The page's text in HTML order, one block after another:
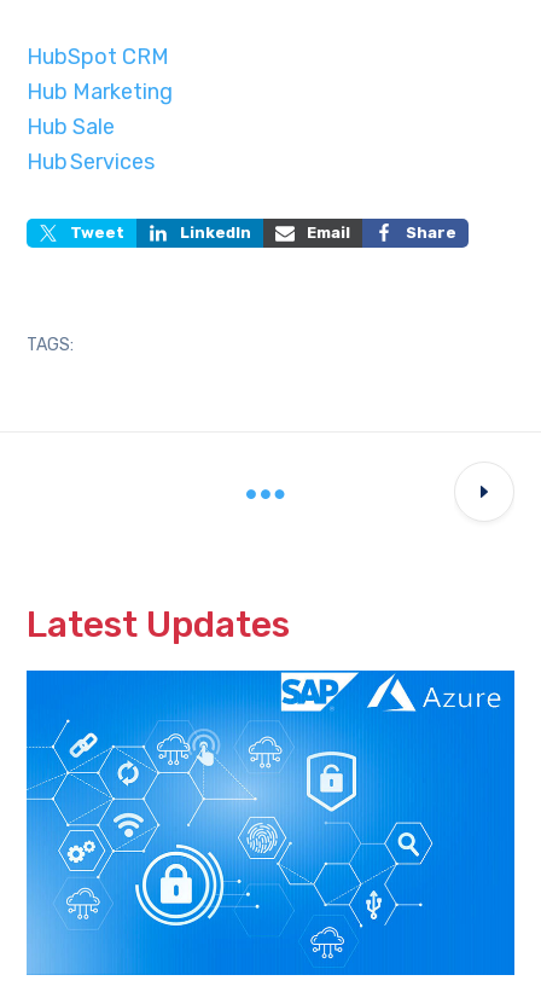
HubSpot CRM
Hub Marketing
Hub Sale
Hub Services
Tweet LinkedIn Email Share
TAGS:
Latest Updates